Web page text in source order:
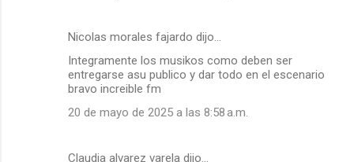
Nicolas morales fajardo dijo…
Integramente los musikos como deben ser
entregarse asu publico y dar todo en el escenario
bravo increible fm
20 de mayo de 2025 a las 8:58 a.m.
Claudia alvarez varela dijo…